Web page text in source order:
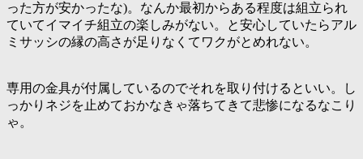
った方が安かったな)。なんか最初からある程度は組立られ
ていてイマイチ組立の楽しみがない。と安心していたらアル
ミサッシの縁の高さが足りなくてワクがとめれない。
専用の金具が付属しているのでそれを取り付けるといい。し
っかりネジを止めておかなきゃ落ちてきて悲惨になるなこり
ゃ。